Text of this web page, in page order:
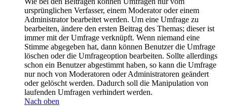
ursprünglichen Verfasser, einem Moderator oder einem
Administrator bearbeitet werden. Um eine Umfrage zu
bearbeiten, ändere den ersten Beitrag des Themas; dieser ist
immer mit der Umfrage verknüpft. Wenn niemand eine
Stimme abgegeben hat, dann können Benutzer die Umfrage
löschen oder die Umfrageoption bearbeiten. Sollte allerdings
schon ein Benutzer abgestimmt haben, so kann die Umfrage
nur noch von Moderatoren oder Administratoren geändert
oder gelöscht werden. Dadurch soll die Manipulation von
laufenden Umfragen verhindert werden.
Nach oben